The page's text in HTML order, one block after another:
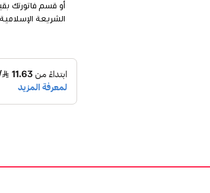
أو قسم فاتورتك
الشريعة الإسلامية